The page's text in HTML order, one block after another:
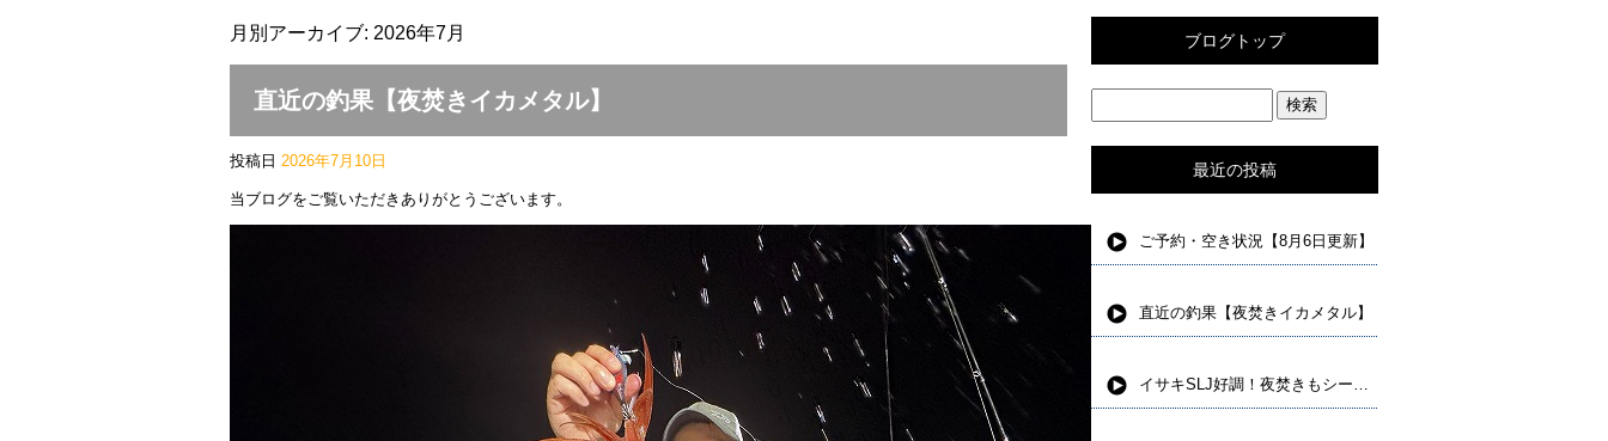
月別アーカイブ: 2026年7月
直近の釣果【夜焚きイカメタル】
投稿日 2026年7月10日
当ブログをご覧いただきありがとうございます。
ブログトップ
最近の投稿
ご予約・空き状況【8月6日更新】
直近の釣果【夜焚きイカメタル】
イサキSLJ好調！夜焚きもシーズンインしました。